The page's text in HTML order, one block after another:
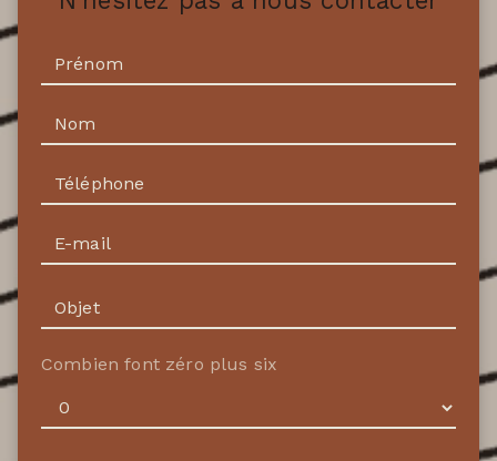
Combien font zéro plus six